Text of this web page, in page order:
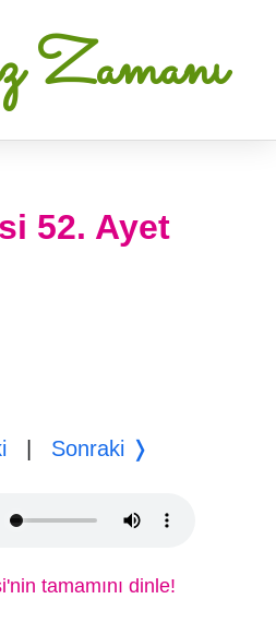
Zamanı
52. Ayet
Sonraki ❭
tamamını dinle!